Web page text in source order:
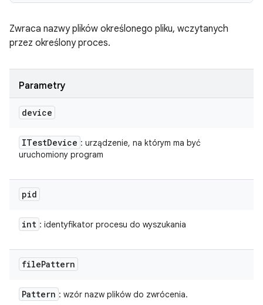
Zwraca nazwy plików określonego pliku, wczytanych
przez określony proces.
Parametry
device
ITestDevice : urządzenie, na którym ma być
uruchomiony program
pid
int : identyfikator procesu do wyszukania
filePattern
Pattern : wzór nazw plików do zwrócenia.